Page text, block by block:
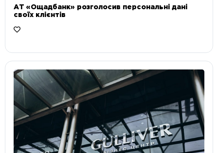
АТ «Ощадбанк» розголосив персональні дані
своїх клієнтів